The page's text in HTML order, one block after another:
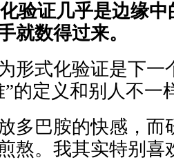
验证几乎是边缘中
就数得过来。
形式化验证是下一
的定义和别人不一
多巴胺的快感，而
熬。我其实特别喜